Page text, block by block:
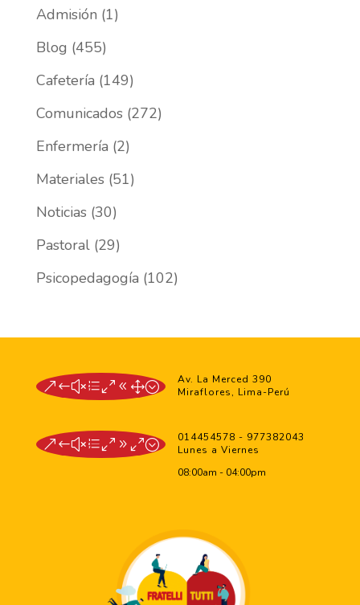
Admisión (1)
Blog (455)
Cafetería (149)
Comunicados(272)
Enfermería (2)
Materiales(51)
Noticias(30)
Pastoral(29)
Psicopedagogía (102)
&#xe081;
Av. La Merced 390
Miraflores, Lima-Perú
&#xe090;
014454578 - 977382043
Lunes a Viernes
08:00am - 04:00pm